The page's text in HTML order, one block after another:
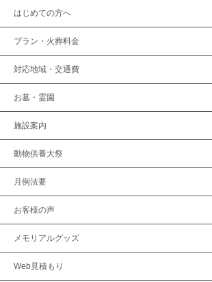
はじめての方へ
プラン・火葬料金
対応地域・交通費
お墓・霊園
施設案内
動物供養大祭
月例法要
お客様の声
メモリアルグッズ
Web見積もり